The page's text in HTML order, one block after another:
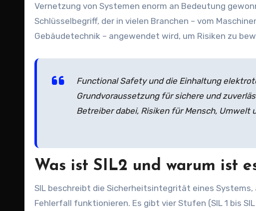
Vernetzung von Systemen enorm an Bedeutung
Schlüsselbegriff, der in vielen Branchen – vom
Gebäudetechnik – angewendet wird, um Risiken zu
Functional Safety und die Einhaltung
Grundvoraussetzung für sichere und
Betreiber dabei, Risiken für Mensch,
Was ist SIL2 und warum ist
SIL beschreibt die Sicherheitsintegrität eines
Fehlerfall funktionieren. Es gibt vier Stufen (SIL 1 bis